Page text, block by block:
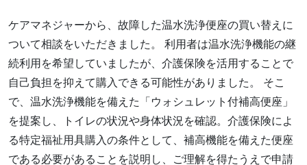
ケアマネジャーから、故障した温水洗浄便座の買い替えに
ついて相談をいただきました。 利用者は温水洗浄機能の継
続利用を希望していましたが、介護保険を活用することで
自己負担を抑えて購入できる可能性がありました。 そこ
で、温水洗浄機能を備えた「ウォシュレット付補高便座」
を提案し、トイレの状況や身体状況を確認。介護保険によ
る特定福祉用具購入の条件として、補高機能を備えた便座
である必要があることを説明し、ご理解を得たうえで申請